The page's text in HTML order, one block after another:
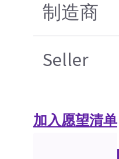
制造商
Seller
加入愿望清单